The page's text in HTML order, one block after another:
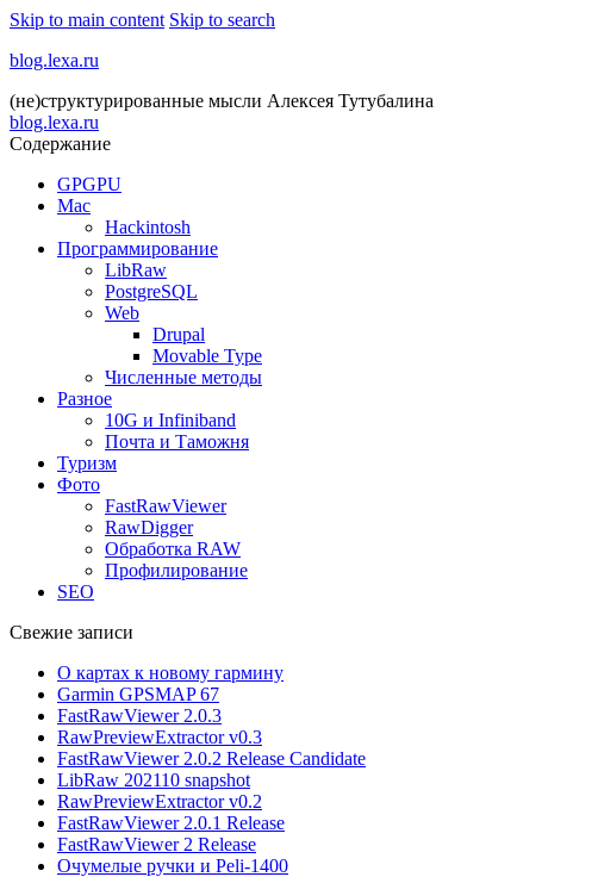
Skip to main content Skip to search
blog.lexa.ru
(не)структурированные мысли Алексея Тутубалина
blog.lexa.ru
Содержание
GPGPU
Mac
Hackintosh
Программирование
LibRaw
PostgreSQL
Web
Drupal
Movable Type
Численные методы
Разное
10G и Infiniband
Почта и Таможня
Туризм
Фото
FastRawViewer
RawDigger
Обработка RAW
Профилирование
SEO
Свежие записи
О картах к новому гармину
Garmin GPSMAP 67
FastRawViewer 2.0.3
RawPreviewExtractor v0.3
FastRawViewer 2.0.2 Release Candidate
LibRaw 202110 snapshot
RawPreviewExtractor v0.2
FastRawViewer 2.0.1 Release
FastRawViewer 2 Release
Очумелые ручки и Peli-1400